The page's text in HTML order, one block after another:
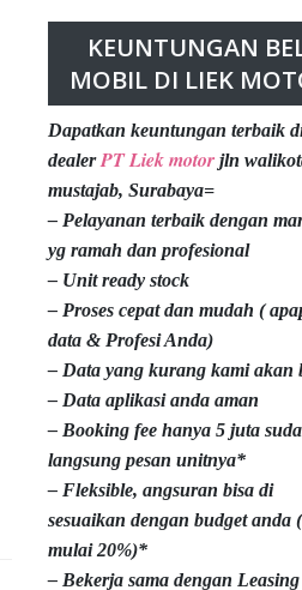
KEUNTUNGAN
MOBIL DI LIEK
Dapatkan keuntungan terbaik
dealerPT Liek motor jln
mustajab, Surabaya=
– Pelayanan terbaik dengan
yg ramah dan profesional
– Unit ready stock
– Proses cepat dan mudah (
data & Profesi Anda)
– Data yang kurang kami akan
– Data aplikasi anda aman
– Booking fee hanya 5 juta
langsung pesan unitnya*
– Fleksible, angsuran bisa di
sesuaikan dengan budget anda
mulai 20%)*
– Bekerja sama dengan Leasing